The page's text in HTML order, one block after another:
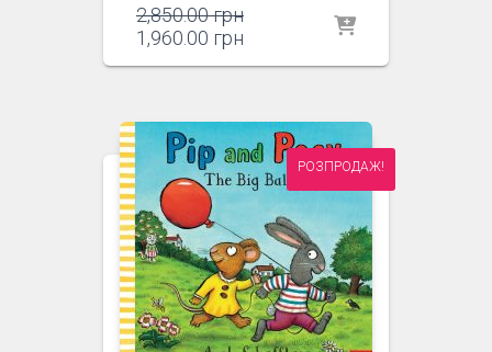
2,850.00грнОригінальна
1,960.00 грн
РОЗПРОДАЖ!